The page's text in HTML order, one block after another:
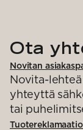
Ota
Novitan
Novita-
yhteyttä
tai